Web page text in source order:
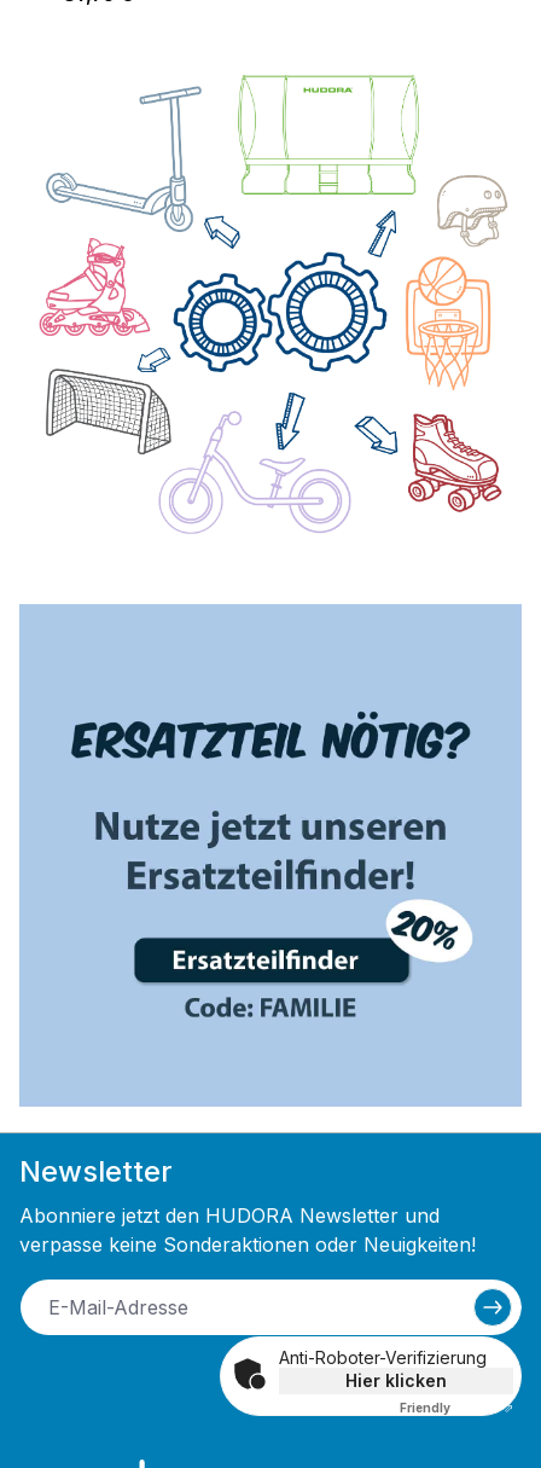
Newsletter
Abonniere jetzt den HUDORA Newsletter und
verpasse keine Sonderaktionen oder Neuigkeiten!
Anti-Roboter-Verifizierung
Hier klicken
Friendly Captcha ⇗